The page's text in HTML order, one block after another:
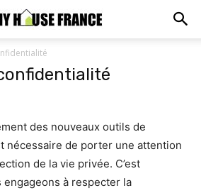
des nouveaux outils de
nécessaire de porter une attention
de la vie privée. C’est
à respecter la